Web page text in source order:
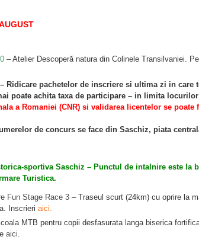
– Atelier Descoperă natura din Colinele Transilvaniei.
Ridicare pachetelor de inscriere si ultima zi in care
poate achita taxa de participare – in limita
a Romaniei (CNR) si validarea licentelor se poate
de concurs se face din Saschiz, piata
sportiva Saschiz – Punctul de intalnire este la
Turistica.
Fun Stage Race 3– Traseul scurt (24km) cu oprire la
Inscrieri aici.
MTB pentru copii desfasurata langa biserica
aici.